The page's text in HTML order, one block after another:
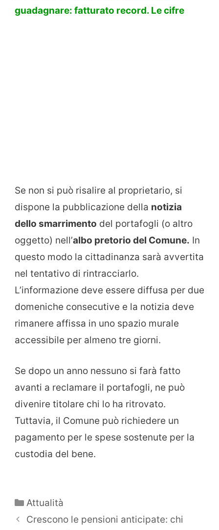
guadagnare: fatturato record. Le cifre
Se non si può risalire al proprietario, si
dispone la pubblicazione della notizia
dello smarrimento del portafogli (o altro
oggetto) nell’albo pretorio del Comune. In
questo modo la cittadinanza sarà avvertita
nel tentativo di rintracciarlo.
L’informazione deve essere diffusa per due
domeniche consecutive e la notizia deve
rimanere affissa in uno spazio murale
accessibile per almeno tre giorni.
Se dopo un anno nessuno si farà fatto
avanti a reclamare il portafogli, ne può
divenire titolare chi lo ha ritrovato.
Tuttavia, il Comune può richiedere un
pagamento per le spese sostenute per la
custodia del bene.
Categorie
Attualità
Crescono le pensioni anticipate: chi